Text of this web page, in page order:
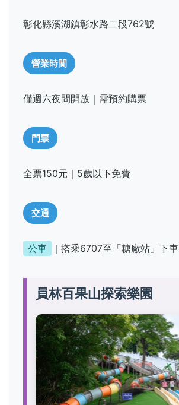
彰化縣溪湖鎮彰水路二段762號
營業時間
僅週六夜間開放｜需預約購票
門票
全票150元｜5歲以下免費
交通
公車 ｜搭乘6707至「糖廠站」下車
員林百果山探索樂園